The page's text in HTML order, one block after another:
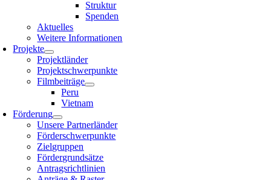
Struktur
Spenden
Aktuelles
Weitere Informationen
Projekte
Projektländer
Projektschwerpunkte
Filmbeiträge
Peru
Vietnam
Förderung
Unsere Partnerländer
Förderschwerpunkte
Zielgruppen
Fördergrundsätze
Antragsrichtlinien